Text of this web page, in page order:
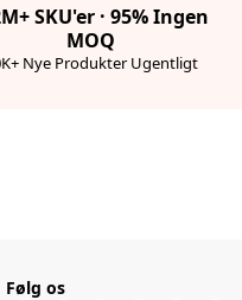
SKU'er · 95% Ingen
MOQ
Nye Produkter Ugentligt
Følg os